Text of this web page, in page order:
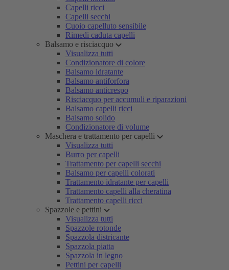
Capelli ricci
Capelli secchi
Cuoio capelluto sensibile
Rimedi caduta capelli
Balsamo e risciacquo
Visualizza tutti
Condizionatore di colore
Balsamo idratante
Balsamo antiforfora
Balsamo anticrespo
Risciacquo per accumuli e riparazioni
Balsamo capelli ricci
Balsamo solido
Condizionatore di volume
Maschera e trattamento per capelli
Visualizza tutti
Burro per capelli
Trattamento per capelli secchi
Balsamo per capelli colorati
Trattamento idratante per capelli
Trattamento capelli alla cheratina
Trattamento capelli ricci
Spazzole e pettini
Visualizza tutti
Spazzole rotonde
Spazzola districante
Spazzola piatta
Spazzola in legno
Pettini per capelli